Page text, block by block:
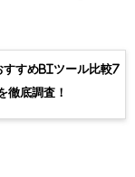
すすめBIツール比較7
徹底調査！